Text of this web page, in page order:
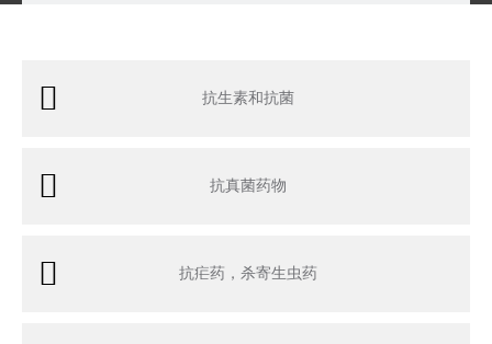
抗生素和抗菌
抗真菌药物
抗疟药，杀寄生虫药